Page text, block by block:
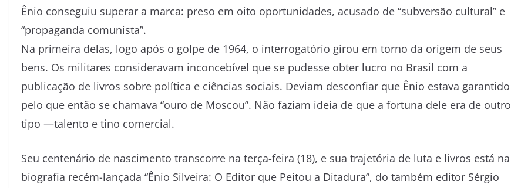
Ênio conseguiu superar a marca: preso em oito oportunidades, acusado de “subversão cultural” e
“propaganda comunista”.
Na primeira delas, logo após o golpe de 1964, o interrogatório girou em torno da origem de seus
bens. Os militares consideravam inconcebível que se pudesse obter lucro no Brasil com a
publicação de livros sobre política e ciências sociais. Deviam desconfiar que Ênio estava garantido
pelo que então se chamava “ouro de Moscou”. Não faziam ideia de que a fortuna dele era de outro
tipo —talento e tino comercial.
Seu centenário de nascimento transcorre na terça-feira (18), e sua trajetória de luta e livros está na
biografia recém-lançada “Ênio Silveira: O Editor que Peitou a Ditadura”, do também editor Sérgio